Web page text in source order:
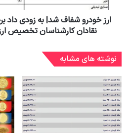
ارز خودرو شفاف شد| به زودی داد
نقادان کارشناسان تخصیص
نوشته های مشابه